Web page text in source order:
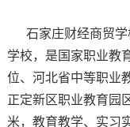
石家庄财经商贸学
学校，是国家职业教
位、河北省中等职业
正定新区职业教育园
米，教育教学、实习